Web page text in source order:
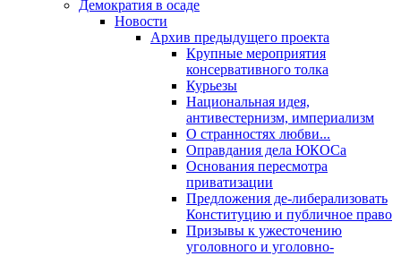
Демократия в осаде
Новости
Архив предыдущего проекта
Крупные мероприятия
консервативного толка
Курьезы
Национальная идея,
антивестернизм, империализм
О странностях любви...
Оправдания дела ЮКОСа
Основания пересмотра
приватизации
Предложения де-либерализовать
Конституцию и публичное право
Призывы к ужесточению
уголовного и уголовно-